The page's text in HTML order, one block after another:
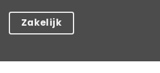
Zakelijk